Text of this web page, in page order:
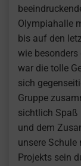
Olympiahalle
bis auf den
wie besonders
war die tolle
sich
Gruppe
sichtlich Spaß
und dem
unsere
Projekts sein